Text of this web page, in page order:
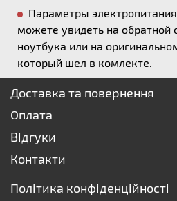
Параметры
можете увидеть на обратной
ноутбука или на
который шел в комлекте.
Доставка та повернення
Оплата
Відгуки
Контакти
Політика конфіденційності